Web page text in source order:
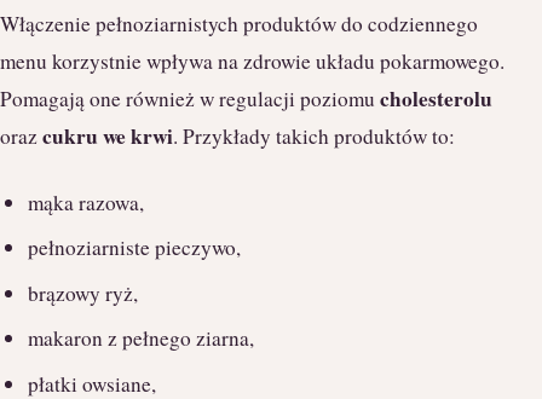
Włączenie pełnoziarnistych produktów do codziennego
menu korzystnie wpływa na zdrowie układu pokarmowego.
Pomagają one również w regulacji poziomu cholesterolu
orazcukru we krwi. Przykłady takich produktów to:
mąka razowa,
pełnoziarniste pieczywo,
brązowy ryż,
makaron z pełnego ziarna,
płatki owsiane,